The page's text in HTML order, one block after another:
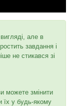
але в
завдання і
не стикався зі
можете змінити
їх у будь-якому